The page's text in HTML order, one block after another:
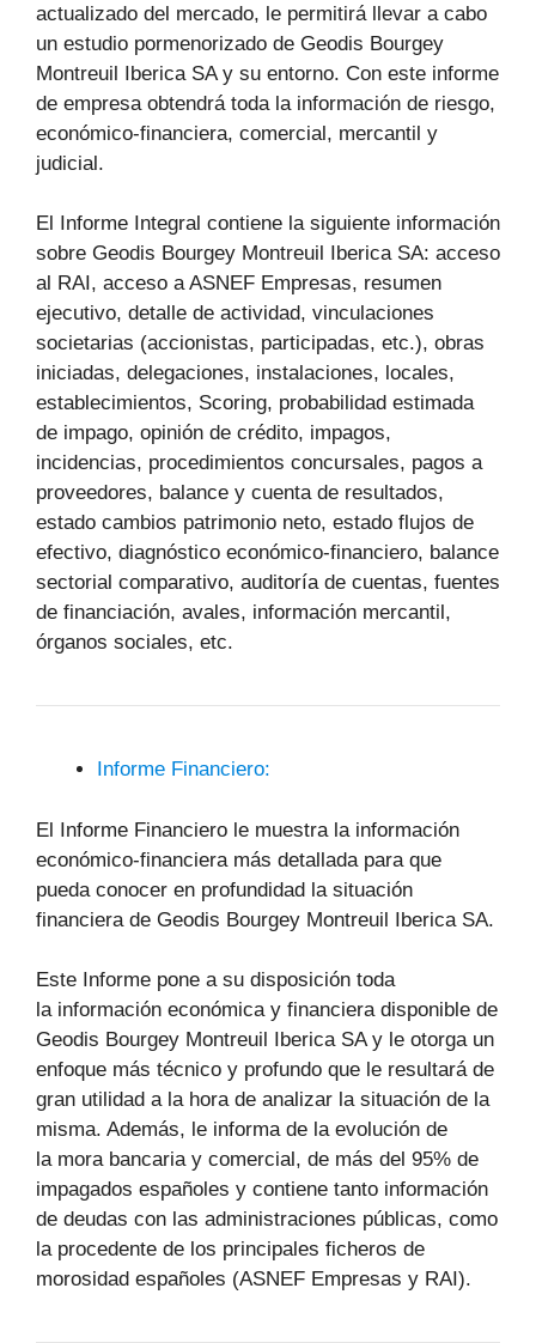
actualizado del mercado, le permitirá llevar a cabo
un estudio pormenorizado de Geodis Bourgey
Montreuil Iberica SA y su entorno. Con este informe
de empresa obtendrá toda la información de riesgo,
económico-financiera, comercial, mercantil y
judicial.
El Informe Integral contiene la siguiente información
sobre Geodis Bourgey Montreuil Iberica SA: acceso
al RAI, acceso a ASNEF Empresas, resumen
ejecutivo, detalle de actividad, vinculaciones
societarias (accionistas, participadas, etc.), obras
iniciadas, delegaciones, instalaciones, locales,
establecimientos, Scoring, probabilidad estimada
de impago, opinión de crédito, impagos,
incidencias, procedimientos concursales, pagos a
proveedores, balance y cuenta de resultados,
estado cambios patrimonio neto, estado flujos de
efectivo, diagnóstico económico-financiero, balance
sectorial comparativo, auditoría de cuentas, fuentes
de financiación, avales, información mercantil,
órganos sociales, etc.
Informe Financiero:
El Informe Financiero le muestra la información
económico-financiera más detallada para que
pueda conocer en profundidad la situación
financiera de Geodis Bourgey Montreuil Iberica SA.
Este Informe pone a su disposición toda
la información económica y financiera disponible de
Geodis Bourgey Montreuil Iberica SA y le otorga un
enfoque más técnico y profundo que le resultará de
gran utilidad a la hora de analizar la situación de la
misma. Además, le informa de la evolución de
la mora bancaria y comercial, de más del 95% de
impagados españoles y contiene tanto información
de deudas con las administraciones públicas, como
la procedente de los principales ficheros de
morosidad españoles (ASNEF Empresas y RAI).